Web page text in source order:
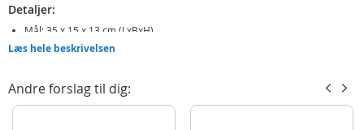
Detaljer:
Mål: 35 x 15 x 13 cm (LxBxH)
Vægt: 750 gram
Produktdetaljer
Model 14904
Læs hele beskrivelsen
Andre forslag til dig: